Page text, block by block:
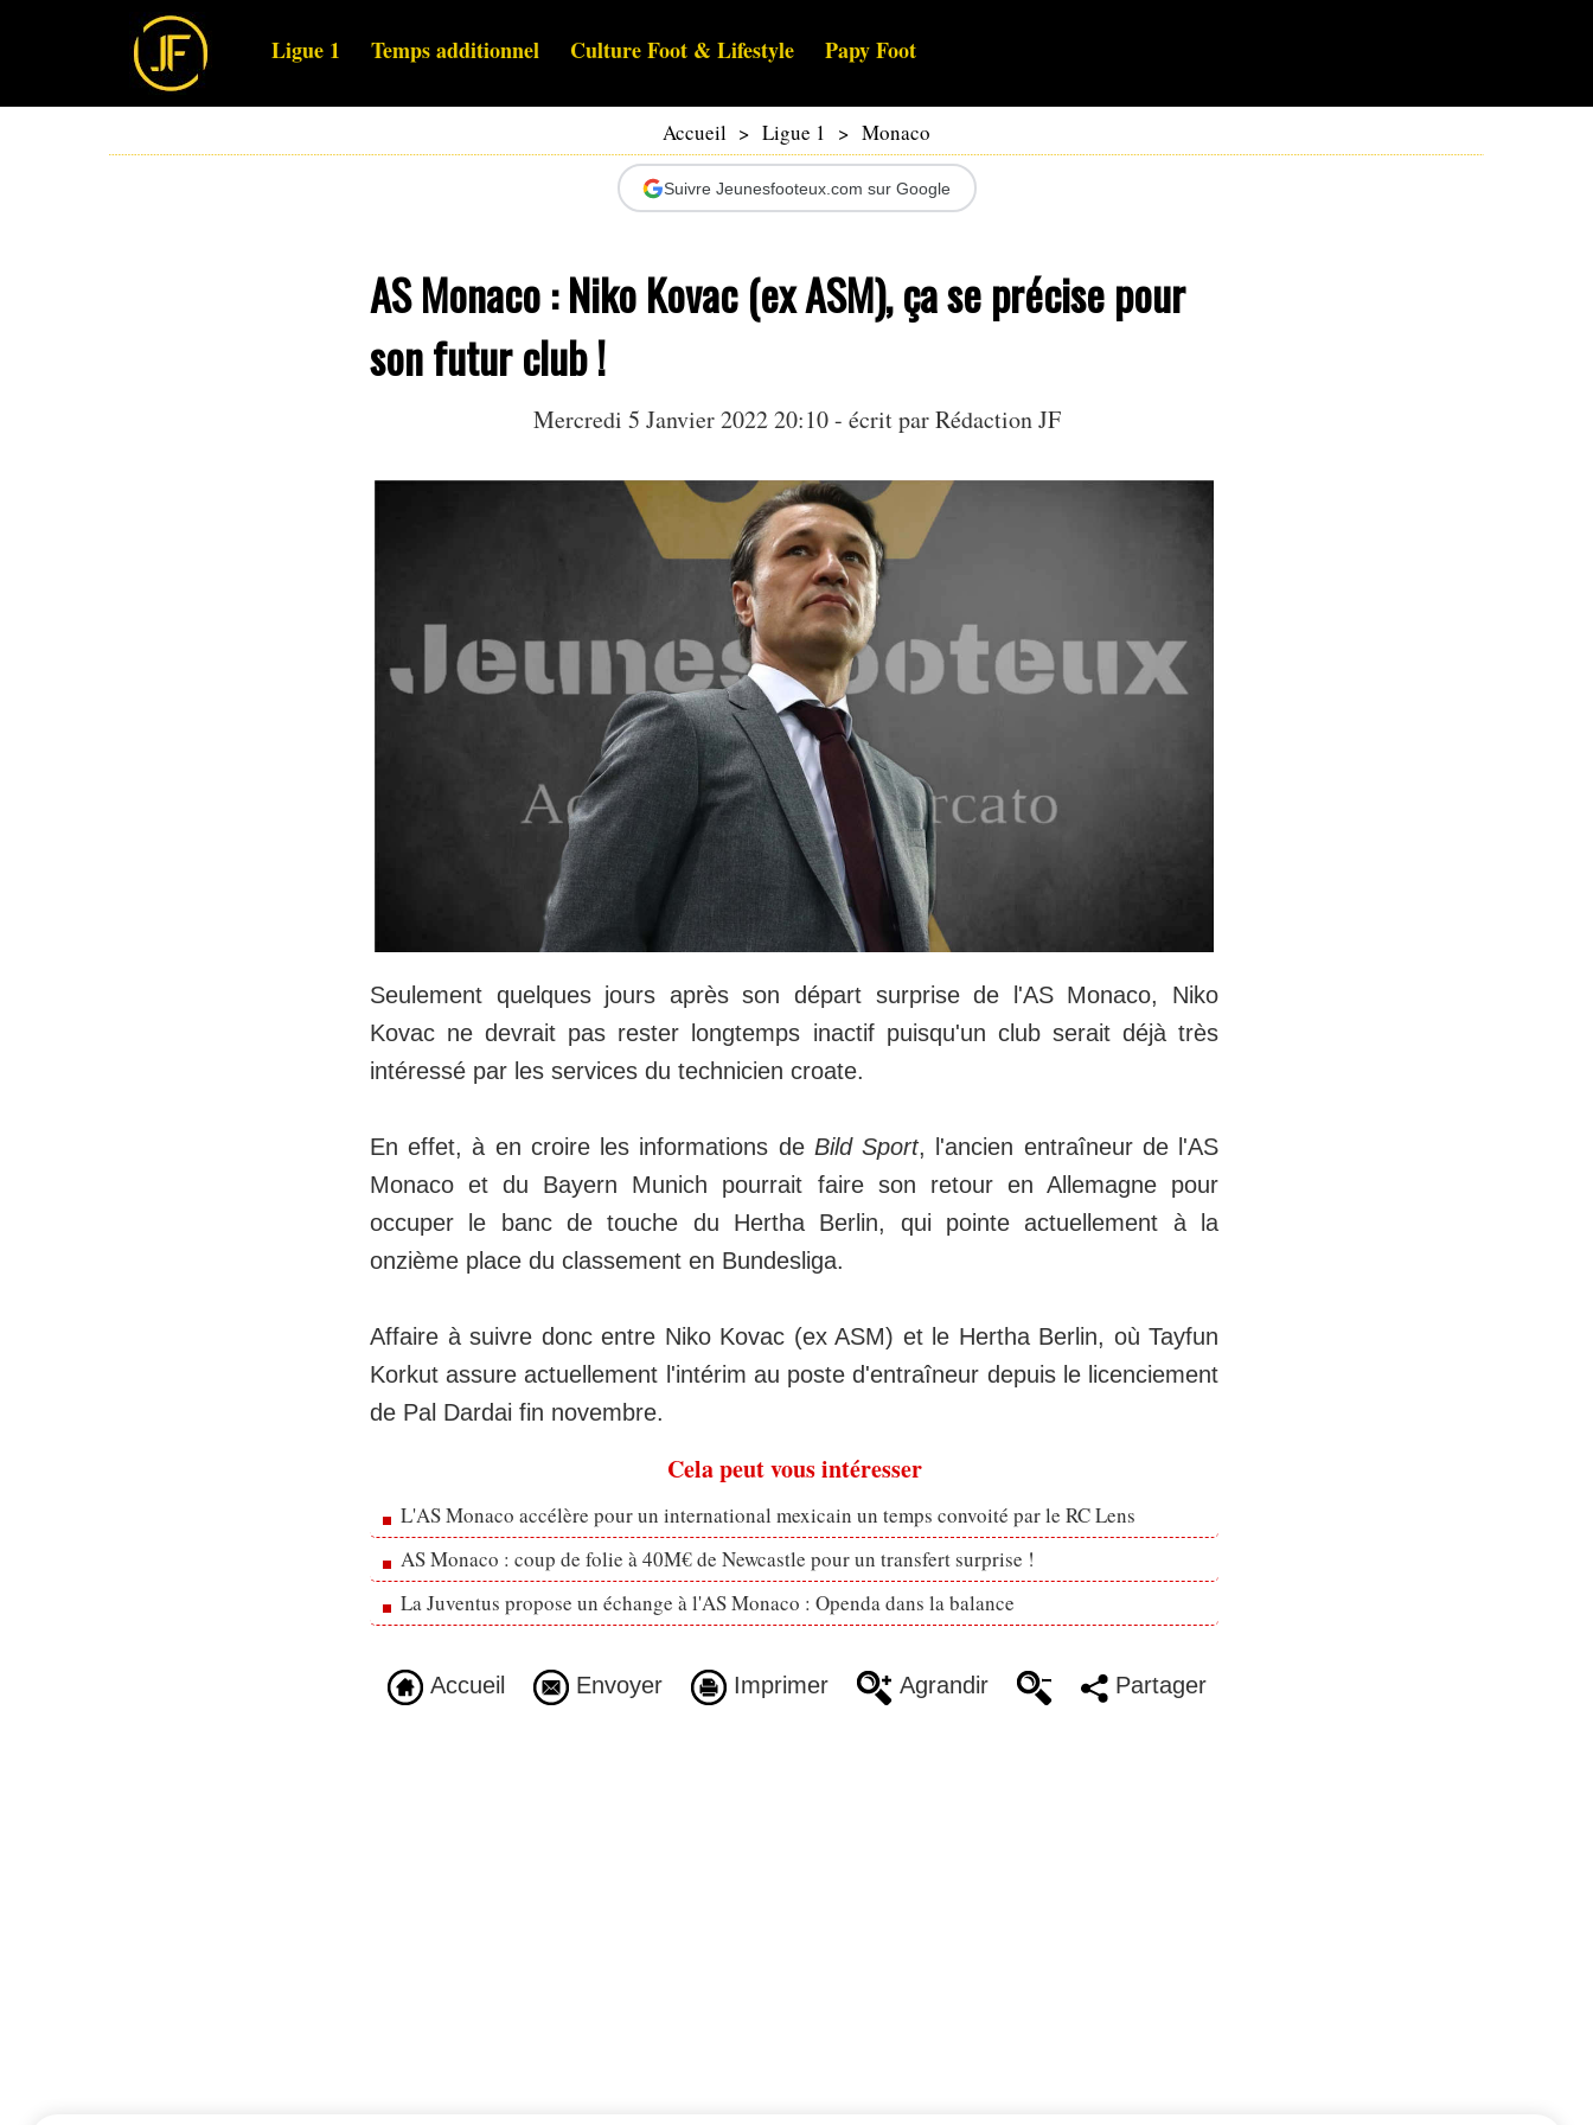
Ligue 1 Temps additionnel Culture Foot & Lifestyle Papy Foot
Accueil > Ligue 1 > Monaco
Suivre Jeunesfooteux.com sur Google
AS Monaco : Niko Kovac (ex ASM), ça se précise pour
son futur club !
Mercredi 5 Janvier 2022 20:10 - écrit par Rédaction JF
Seulement quelques jours après son départ surprise de l'AS Monaco, Niko
Kovac ne devrait pas rester longtemps inactif puisqu'un club serait déjà très
intéressé par les services du technicien croate.
En effet, à en croire les informations de Bild Sport, l'ancien entraîneur de l'AS
Monaco et du Bayern Munich pourrait faire son retour en Allemagne pour
occuper le banc de touche du Hertha Berlin, qui pointe actuellement à la
onzième place du classement en Bundesliga.
Affaire à suivre donc entre Niko Kovac (ex ASM) et le Hertha Berlin, où Tayfun
Korkut assure actuellement l'intérim au poste d'entraîneur depuis le licenciement
de Pal Dardai fin novembre.
Cela peut vous intéresser
L'AS Monaco accélère pour un international mexicain un temps convoité par le RC Lens
AS Monaco : coup de folie à 40M€ de Newcastle pour un transfert surprise !
La Juventus propose un échange à l'AS Monaco : Openda dans la balance
Accueil Envoyer Imprimer Agrandir Partager